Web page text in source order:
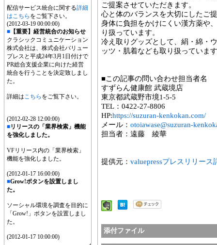
配信サービス統合に関する詳細
はこちら をご覧下さい。
(2012-03-19 00:00:00)
■ 【重要】経営統合のお知らせ
クラシックコミュニケーション
株式会社は、株式会社バリュー
プレスと平成24年3月1日付けで
PR総合支援企業に向けた経営
統合を行うことを決定致しまし
た。
詳細はこちら をご覧下さい。
(2012-02-28 12:00:00)
■リリースの「業界検索」機能
を強化しました。
VFリリース内の「業界検索」
機能を強化しました。
(2012-01-17 16:00:00)
■Grow!ボタンを設置しまし
た。
ソーシャル環境を調査を目的に
「Grow!」ボタンを設置しまし
た。
(2012-01-17 10:00:00)
ご提案させていただきます。
心と体のバランスを大切にしたご
身体に負担をかけにくい漢方薬や
り扱っています。
冷え取りグッズとして、絹・綿・
ッツ・肌着なども取り扱っていま
■この記事の問い合わせ担当者名
すずらん健康館 武蔵境店
東京都武蔵野市境1-5-5
TEL：0422-27-8806
HP:https://suzuran-kenkokan.com/
メール： otoiawase@suzuran-
担当者：遠藤 綾華
提供元： valuepressプレスリリース
添付ファイル